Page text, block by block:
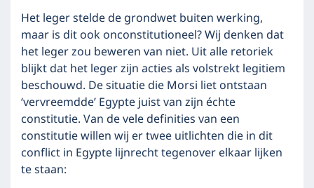
Het leger stelde de grondwet buiten werking,
maar is dit ook onconstitutioneel? Wij denken dat
het leger zou beweren van niet. Uit alle retoriek
blijkt dat het leger zijn acties als volstrekt legitiem
beschouwd. De situatie die Morsi liet ontstaan
‘vervreemdde’ Egypte juist van zijn échte
constitutie. Van de vele definities van een
constitutie willen wij er twee uitlichten die in dit
conflict in Egypte lijnrecht tegenover elkaar lijken
te staan: